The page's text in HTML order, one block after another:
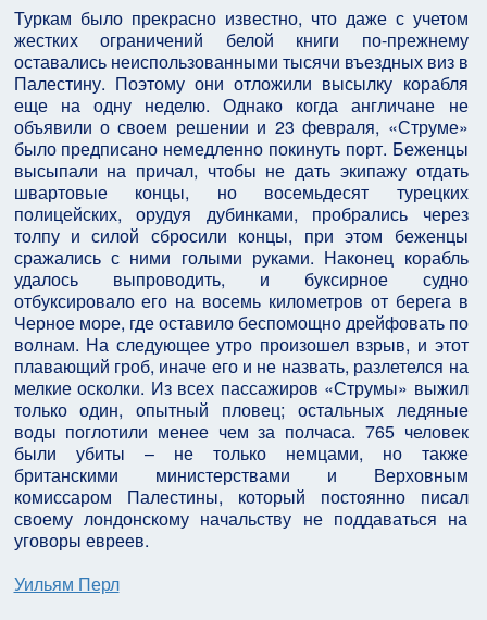
Туркам было прекрасно известно, что даже с учетом
жестких ограничений белой книги по-прежнему
оставались неиспользованными тысячи въездных виз в
Палестину. Поэтому они отложили высылку корабля
еще на одну неделю. Однако когда англичане не
объявили о своем решении и 23 февраля, «Струме»
было предписано немедленно покинуть порт. Беженцы
высыпали на причал, чтобы не дать экипажу отдать
швартовые концы, но восемьдесят турецких
полицейских, орудуя дубинками, пробрались через
толпу и силой сбросили концы, при этом беженцы
сражались с ними голыми руками. Наконец корабль
удалось выпроводить, и буксирное судно
отбуксировало его на восемь километров от берега в
Черное море, где оставило беспомощно дрейфовать по
волнам. На следующее утро произошел взрыв, и этот
плавающий гроб, иначе его и не назвать, разлетелся на
мелкие осколки. Из всех пассажиров «Струмы» выжил
только один, опытный пловец; остальных ледяные
воды поглотили менее чем за полчаса. 765 человек
были убиты – не только немцами, но также
британскими министерствами и Верховным
комиссаром Палестины, который постоянно писал
своему лондонскому начальству не поддаваться на
уговоры евреев.
Уильям Перл